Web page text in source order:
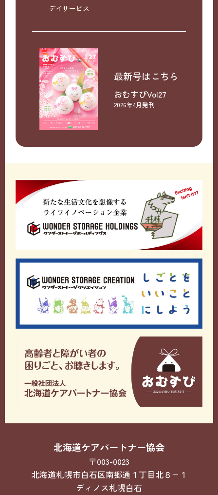
デイサービス
最新号はこちら
おむすびVol27
2026年4月発刊
北海道ケアパートナー協会
〒003-0023
北海道札幌市白石区南郷通１丁目北８−１
ディノス札幌白石